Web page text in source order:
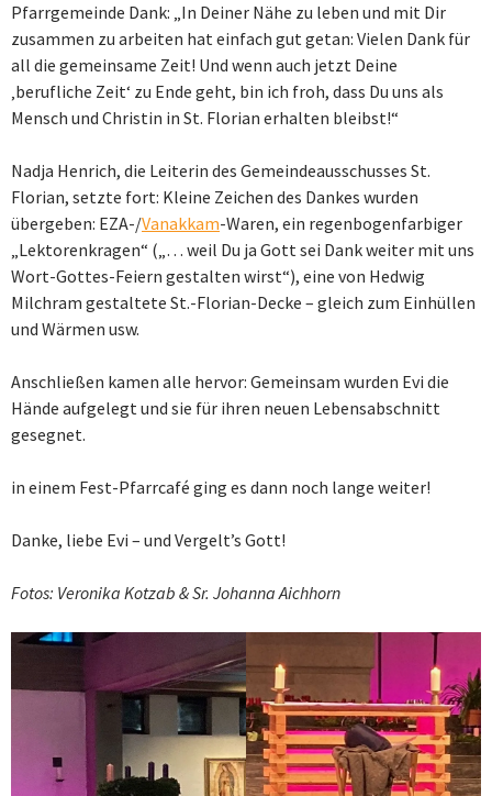
Pfarrgemeinde Dank: „In Deiner Nähe zu leben und mit Dir
zusammen zu arbeiten hat einfach gut getan: Vielen Dank für
all die gemeinsame Zeit! Und wenn auch jetzt Deine
‚berufliche Zeit‘ zu Ende geht, bin ich froh, dass Du uns als
Mensch und Christin in St. Florian erhalten bleibst!“
Nadja Henrich, die Leiterin des Gemeindeausschusses St.
Florian, setzte fort: Kleine Zeichen des Dankes wurden
übergeben: EZA-/Vanakkam-Waren, ein regenbogenfarbiger
„Lektorenkragen“ („… weil Du ja Gott sei Dank weiter mit uns
Wort-Gottes-Feiern gestalten wirst“), eine von Hedwig
Milchram gestaltete St.-Florian-Decke – gleich zum Einhüllen
und Wärmen usw.
Anschließen kamen alle hervor: Gemeinsam wurden Evi die
Hände aufgelegt und sie für ihren neuen Lebensabschnitt
gesegnet.
in einem Fest-Pfarrcafé ging es dann noch lange weiter!
Danke, liebe Evi – und Vergelt’s Gott!
Fotos: Veronika Kotzab & Sr. Johanna Aichhorn